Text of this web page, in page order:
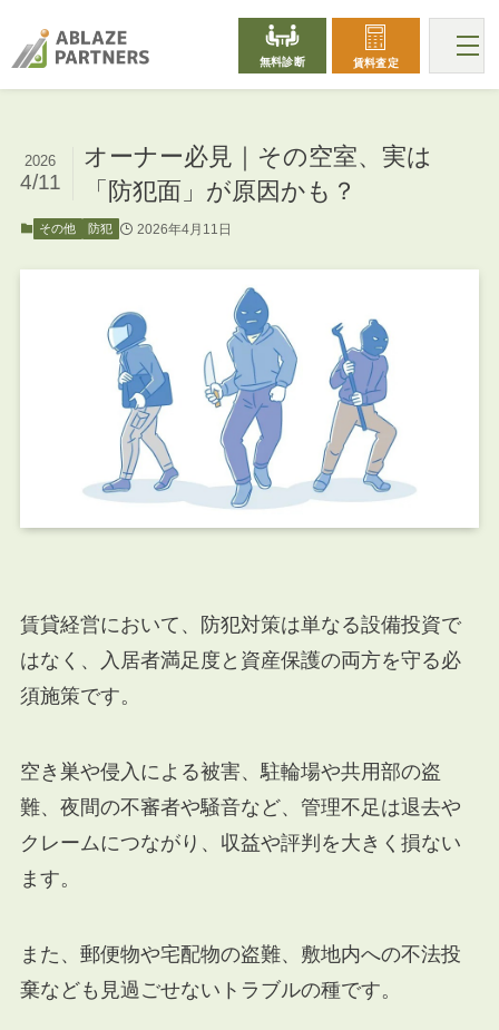
無料診断 賃料査定
オーナー必見｜その空室、実は
「防犯面」が原因かも？
2026
4/11
その他 防犯 2026年4月11日
賃貸経営において、防犯対策は単なる設備投資で
はなく、入居者満足度と資産保護の両方を守る必
須施策です。
空き巣や侵入による被害、駐輪場や共用部の盗
難、夜間の不審者や騒音など、管理不足は退去や
クレームにつながり、収益や評判を大きく損ない
ます。
また、郵便物や宅配物の盗難、敷地内への不法投
棄なども見過ごせないトラブルの種です。